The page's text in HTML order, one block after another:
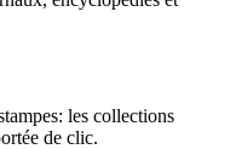
les collections
de clic.